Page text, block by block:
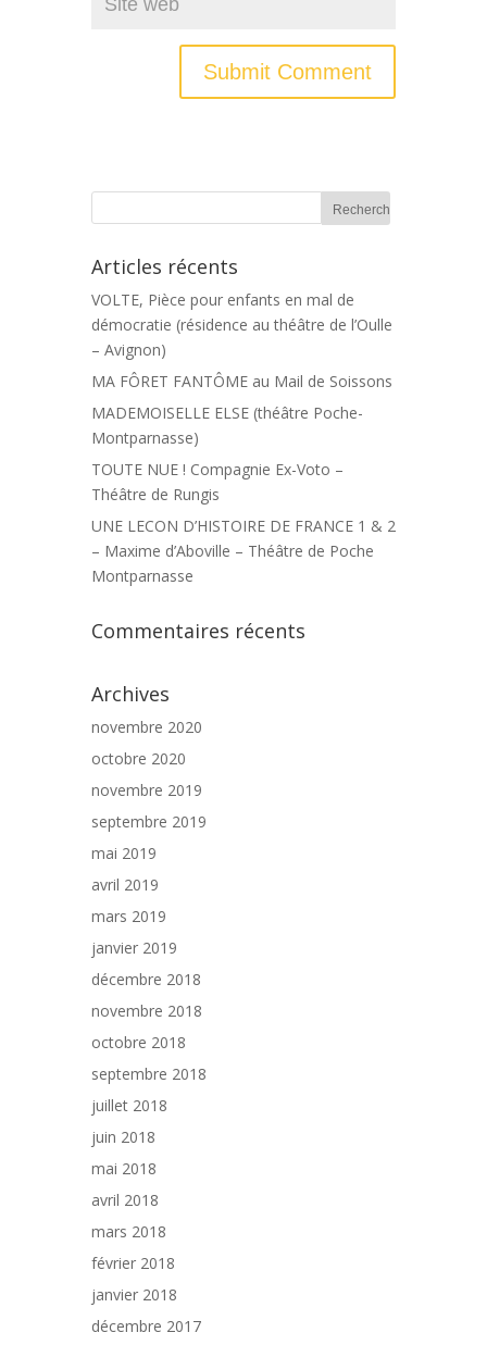
Articles récents
VOLTE, Pièce pour enfants en mal de
démocratie (résidence au théâtre de l’Oulle
– Avignon)
MA FÔRET FANTÔME au Mail de Soissons
MADEMOISELLE ELSE (théâtre Poche-
Montparnasse)
TOUTE NUE ! Compagnie Ex-Voto –
Théâtre de Rungis
UNE LECON D’HISTOIRE DE FRANCE 1 & 2
– Maxime d’Aboville – Théâtre de Poche
Montparnasse
Commentaires récents
Archives
novembre 2020
octobre 2020
novembre 2019
septembre 2019
mai 2019
avril 2019
mars 2019
janvier 2019
décembre 2018
novembre 2018
octobre 2018
septembre 2018
juillet 2018
juin 2018
mai 2018
avril 2018
mars 2018
février 2018
janvier 2018
décembre 2017